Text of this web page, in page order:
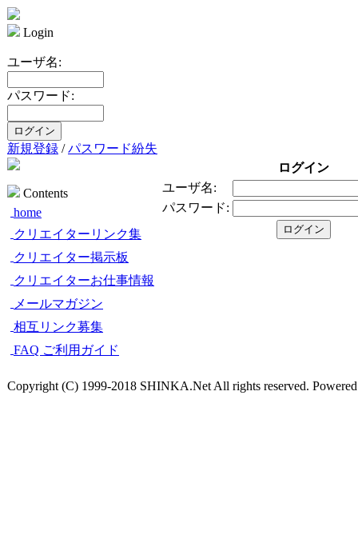
Login
ユーザ名:
パスワード:
新規登録 /パスワード紛失
Contents
home
クリエイターリンク集
クリエイター掲示板
クリエイターお仕事情報
メールマガジン
相互リンク募集
FAQ ご利用ガイド
ログイン
ユーザ名:
パスワード:
Copyright (C) 1999-2018 SHINKA.Net All rights reserved.